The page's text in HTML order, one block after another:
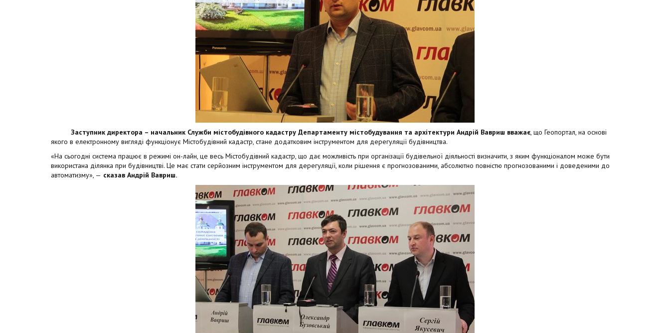
Заступник директора – начальник Служби містобудівного кадастру Департаменту містобудування та архітектури Андрій Вавриш вважає, що Геопортал, на основі
якого в електронному вигляді функціонує Містобудівний кадастр, стане додатковим інструментом для дерегуляції будівництва.
«На сьогодні система працює в режимі он-лайн, це весь Містобудівний кадастр, що дає можливість при організації будівельної діяльності визначити, з яким функціоналом може бути
використана ділянка при будівництві. Це має стати серйозним інструментом для дерегуляції, коли рішення є прогнозованими, абсолютно повністю прогнозованими і доведеними до
автоматизму», — сказав Андрій Вавриш.